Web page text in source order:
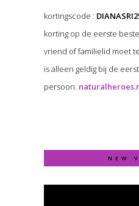
kortingscode :
korting op de eerste
vriend of familielid moet
is alleen geldig bij de
persoon.
NEW
Video